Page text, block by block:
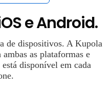
e Android.
de dispositivos. A Kupola
as plataformas e
disponível em cada